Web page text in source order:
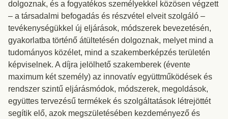
dolgoznak, és a fogyatékos személyekkel közösen végzett
– a társadalmi befogadás és részvétel elveit szolgáló –
tevékenységükkel új eljárások, módszerek bevezetésén,
gyakorlatba történő átültetésén dolgoznak, melyet mind a
tudományos közélet, mind a szakemberképzés területén
képviselnek. A díjra jelölhető szakemberek (évente
maximum két személy) az innovatív együttműködések és
rendszer szintű eljárásmódok, módszerek, megoldások,
együttes tervezésű termékek és szolgáltatások létrejöttét
segítik elő, azok megszületésében kezdeményező és